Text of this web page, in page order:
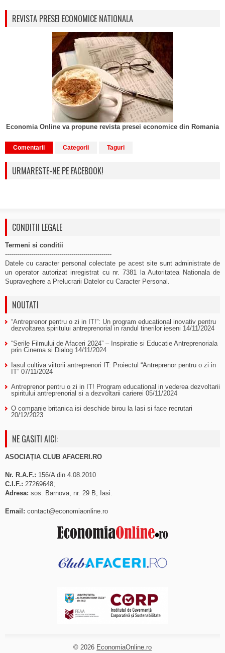
REVISTA PRESEI ECONOMICE NATIONALA
Economia Online va propune revista presei economice din Romania
Comentarii Categorii Taguri
URMARESTE-NE PE FACEBOOK!
CONDITII LEGALE
Termeni si conditii
-----------------------------------------------------
Datele cu caracter personal colectate pe acest site sunt administrate de
un operator autorizat inregistrat cu nr. 7381 la Autoritatea Nationala de
Supraveghere a Prelucrarii Datelor cu Caracter Personal.
NOUTATI
“Antreprenor pentru o zi in IT!”: Un program educational inovativ pentru
dezvoltarea spiritului antreprenorial in randul tinerilor ieseni 14/11/2024
“Serile Filmului de Afaceri 2024” – Inspiratie si Educatie Antreprenoriala
prin Cinema si Dialog 14/11/2024
Iasul cultiva viitorii antreprenori IT: Proiectul “Antreprenor pentru o zi in
IT” 07/11/2024
Antreprenor pentru o zi in IT! Program educational in vederea dezvoltarii
spiritului antreprenorial si a dezvoltarii carierei 05/11/2024
O companie britanica isi deschide birou la Iasi si face recrutari
20/12/2023
NE GASITI AICI:
ASOCIAȚIA CLUB AFACERI.RO
Nr. R.A.F.: 156/A din 4.08.2010
C.I.F.: 27269648;
Adresa: sos. Barnova, nr. 29 B, Iasi.
Email: contact@economiaonline.ro
© 2026 EconomiaOnline.ro